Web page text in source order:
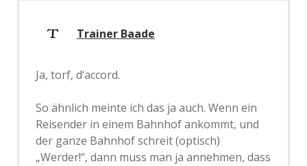
Trainer Baade
Ja, torf, d‘accord.
So ähnlich meinte ich das ja auch. Wenn ein
Reisender in einem Bahnhof ankommt, und
der ganze Bahnhof schreit (optisch)
„Werder!“, dann muss man ja annehmen, dass